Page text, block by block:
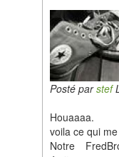
Posté parstef
Houaaaa.
voila ce qui
Notre